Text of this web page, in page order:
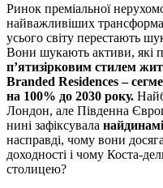
Ринок преміальної
найважливіших
усього світу перестають
Вони шукають активи, які
п’ятизірковим стилем
Branded Residences –
на 100% до 2030 року.
Лондон, але Південна
нині зафіксувала
насправді, чому вони
доходності і чому Коста-
столицею?